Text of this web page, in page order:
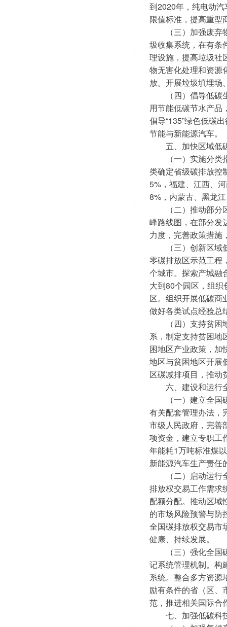
到2020年，纯电动
限值标准，提高重型
（三）加强废弃物
圾收集系统，在有条
理设施，提高垃圾社
物无害化处理和资源
放。开展垃圾填埋场
（四）倡导低碳生
用节能低碳节水产品
倡导“135”绿色低碳
节能与新能源汽车。
五、加快区域低
（一）实施分类指
类确定省级碳排放控
5%，福建、江西、
8%，内蒙古、黑龙
（二）推动部分区
峰路线图，在部分发
力度，完善政策措施
（三）创新区域低
零碳排放区示范工程
个城市。探索产城融
大到80个园区，组
区。组织开展低碳商
做好各类试点经验总
（四）支持贫困地
系，制定支持贫困地
困地区产业政策，加
地区与贫困地区开展
区碳减排项目，推动
六、建设和运行
（一）建立全国碳
有关配套管理办法，
市级人民政府，完善
项资金，建立专职工
年能耗1万吨标准煤
新能源汽车生产责任
（二）启动运行全
排放权交易工作需求
配额分配。推动区域
的市场风险预警与防
全国碳排放权交易市
健康、持续发展。
（三）强化全国碳
记系统管理机制。构
系统。整合多方资源
励有条件的省（区、
范，推进相关国际合
七、加强低碳科